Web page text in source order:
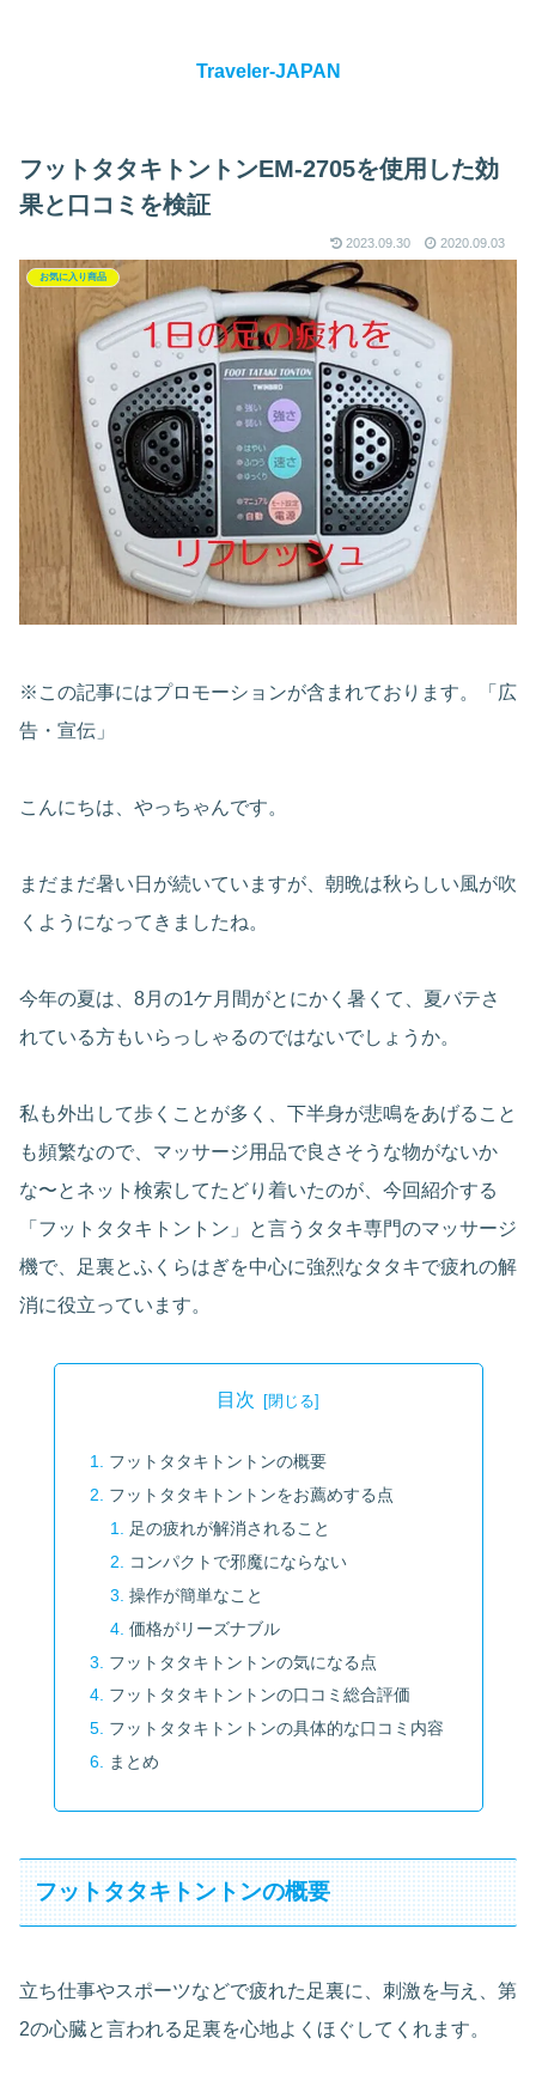
Traveler-JAPAN
フットタタキトントンEM-2705を使用した効
果と口コミを検証
2023.09.30 2020.09.03
お気に入り商品
※この記事にはプロモーションが含まれております。「広
告・宣伝」
こんにちは、やっちゃんです。
まだまだ暑い日が続いていますが、朝晩は秋らしい風が吹
くようになってきましたね。
今年の夏は、8月の1ケ月間がとにかく暑くて、夏バテさ
れている方もいらっしゃるのではないでしょうか。
私も外出して歩くことが多く、下半身が悲鳴をあげること
も頻繁なので、マッサージ用品で良さそうな物がないか
な〜とネット検索してたどり着いたのが、今回紹介する
「フットタタキトントン」と言うタタキ専門のマッサージ
機で、足裏とふくらはぎを中心に強烈なタタキで疲れの解
消に役立っています。
目次
フットタタキトントンの概要
フットタタキトントンをお薦めする点
足の疲れが解消されること
コンパクトで邪魔にならない
操作が簡単なこと
価格がリーズナブル
フットタタキトントンの気になる点
フットタタキトントンの口コミ総合評価
フットタタキトントンの具体的な口コミ内容
まとめ
フットタタキトントンの概要
立ち仕事やスポーツなどで疲れた足裏に、刺激を与え、第
2の心臓と言われる足裏を心地よくほぐしてくれます。